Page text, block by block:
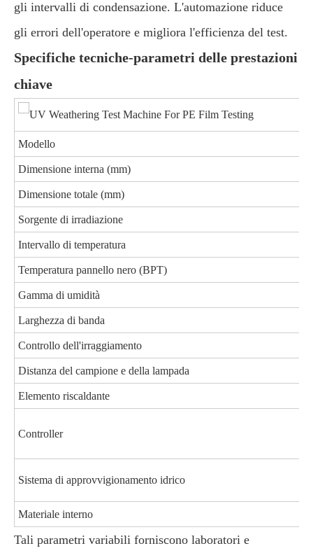
gli intervalli di condensazione. L'automazione riduce
gli errori dell'operatore e migliora l'efficienza del test.
Specifiche tecniche-parametri delle prestazioni
chiave
Modello
Dimensione interna (mm)
Dimensione totale (mm)
Sorgente di irradiazione
Intervallo di temperatura
Temperatura pannello nero (BPT)
Gamma di umidità
Larghezza di banda
Controllo dell'irraggiamento
Distanza del campione e della lampada
Elemento riscaldante
Controller
Sistema di approvvigionamento idrico
Materiale interno
Tali parametri variabili forniscono laboratori e